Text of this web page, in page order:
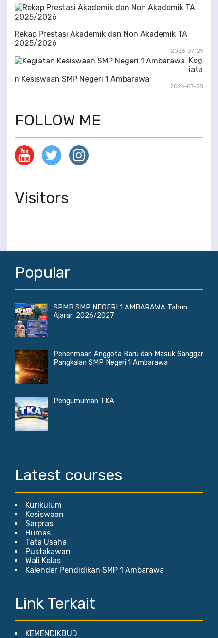
Rekap Prestasi Akademik dan Non Akademik TA
2025/2026
2026-07-29
Keg
iata
n Kesiswaan SMP Negeri 1 Ambarawa
2026-07-28
FOLLOW ME
Visitors
Popular
SPMB SMP NEGERI 1 AMBARAWA Tahun
Ajaran 2026/2027
Penerimaan Anggota Baru dan Masuk Sanggar
Pangkalan SMP Negeri 1 Ambarawa
Pengumuman TKA
Latest courses
Kurikulum
Kesiswaan
Sarpras
Humas
Tata Usaha
Pustakawan
Wali Kelas
Kalender Pendidikan SMP 1 Ambarawa
Link Terkait
KEMENDIKBUD